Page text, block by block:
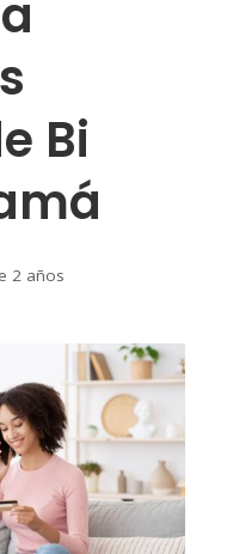
Bi
2 años